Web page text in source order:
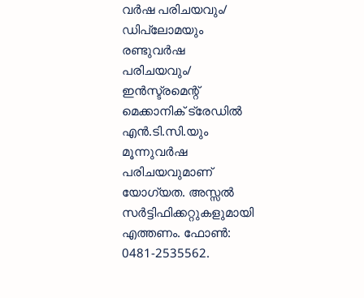
വർഷ പരിചയവും/
ഡിപ്ലോമയും
രണ്ടുവർഷ
പരിചയവും/
ഇൻസ്ട്രമെന്റ്
മെക്കാനിക് ട്രേഡിൽ
എൻ.ടി.സി.യും
മൂന്നുവർഷ
പരിചയവുമാണ്
യോഗ്യത. അസ്സൽ
സർട്ടിഫിക്കറ്റുകളുമായി
എത്തണം. ഫോൺ:
0481-2535562.